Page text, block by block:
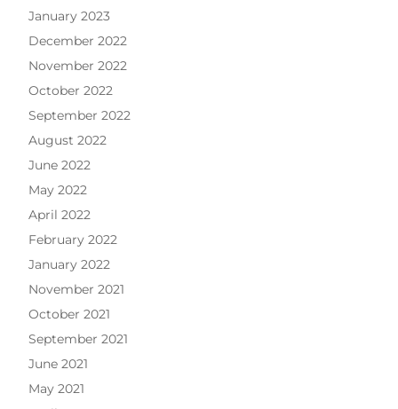
January 2023
December 2022
November 2022
October 2022
September 2022
August 2022
June 2022
May 2022
April 2022
February 2022
January 2022
November 2021
October 2021
September 2021
June 2021
May 2021